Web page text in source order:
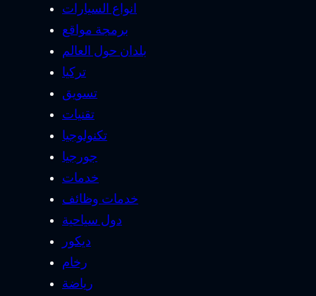
انواع السيارات
برمجة مواقع
بلدان حول العالم
تركيا
تسويق
تقنيات
تكنولوجيا
جورجيا
خدمات
خدمات وظائف
دول سياحية
ديكور
رخام
رياضة